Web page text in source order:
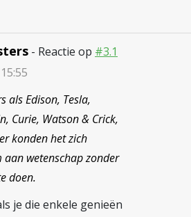
- Reactie op #3.1
als Edison, Tesla,
Curie, Watson & Crick,
konden het zich
wetenschap zonder
doen.
je die enkele genieën